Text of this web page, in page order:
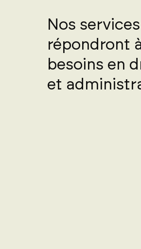
Nos services
répondront
besoins en
et